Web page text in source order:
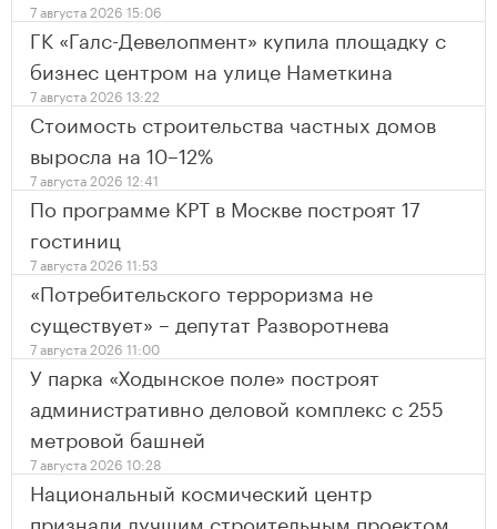
7 августа 2026 15:06
ГК «Галс-Девелопмент» купила площадку с
бизнес центром на улице Наметкина
7 августа 2026 13:22
Стоимость строительства частных домов
выросла на 10–12%
7 августа 2026 12:41
По программе КРТ в Москве построят 17
гостиниц
7 августа 2026 11:53
«Потребительского терроризма не
существует» – депутат Разворотнева
7 августа 2026 11:00
У парка «Ходынское поле» построят
административно деловой комплекс с 255
метровой башней
7 августа 2026 10:28
Национальный космический центр
признали лучшим строительным проектом